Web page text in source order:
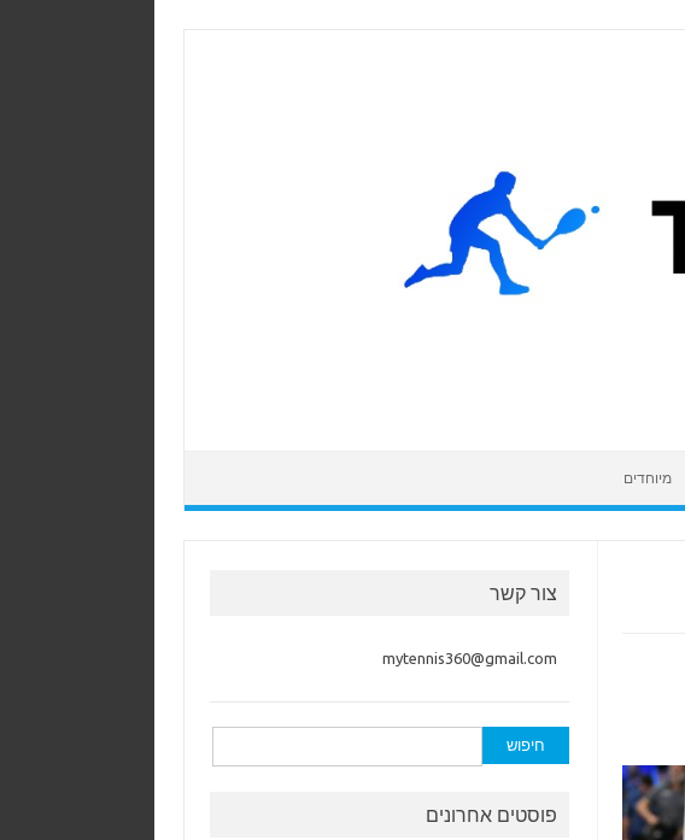
מיוחדים
צור קשר
mytennis360@gmail.com
חיפוש:
פוסטים אחרונים